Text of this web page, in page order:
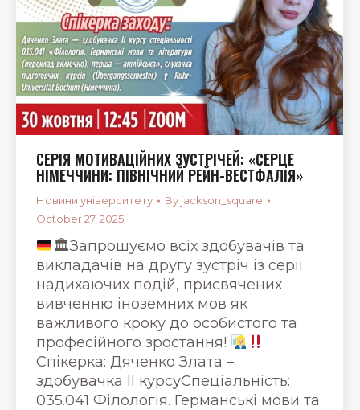
СЕРІЯ МОТИВАЦІЙНИХ ЗУСТРІЧЕЙ: «СЕРЦЕ
НІМЕЧЧИНИ: ПІВНІЧНИЙ РЕЙН-ВЕСТФАЛІЯ»
Новини університету By jackson_square
October 27, 2025
🏛Запрошуємо всіх здобувачів та
викладачів на другу зустріч із серії
надихаючих подій, присвячених
вивченню іноземних мов як
важливого кроку до особистого та
професійного зростання!
Спікерка: Дяченко Злата –
здобувачка ІІ курсуСпеціальність:
035.041 Філологія. Германські мови та